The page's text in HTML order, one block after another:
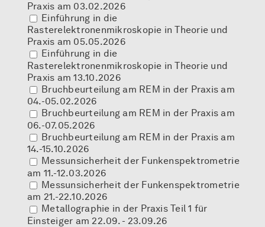
Praxis am 03.02.2026
Einführung in die
Rasterelektronenmikroskopie in Theorie und
Praxis am 05.05.2026
Einführung in die
Rasterelektronenmikroskopie in Theorie und
Praxis am 13.10.2026
Bruchbeurteilung am REM in der Praxis am
04.-05.02.2026
Bruchbeurteilung am REM in der Praxis am
06.-07.05.2026
Bruchbeurteilung am REM in der Praxis am
14.-15.10.2026
Messunsicherheit der Funkenspektrometrie
am 11.-12.03.2026
Messunsicherheit der Funkenspektrometrie
am 21.-22.10.2026
Metallographie in der Praxis Teil 1 für
Einsteiger am 22.09. - 23.09.26